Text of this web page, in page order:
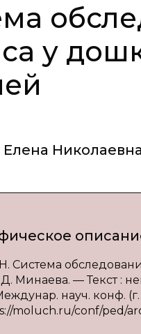
у
Николаевна
Система
Минаева. — Текст :
науч. конф.
moluch.ru/conf/ped/